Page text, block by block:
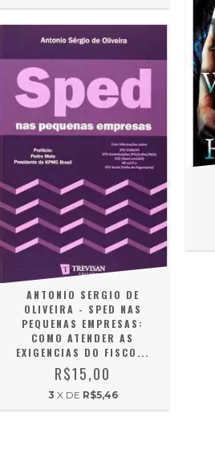
ANTONIO SERGIO DE
OLIVEIRA - SPED NAS
PEQUENAS EMPRESAS:
COMO ATENDER AS
EXIGENCIAS DO FISCO...
R$15,00
3 X DE R$5,46